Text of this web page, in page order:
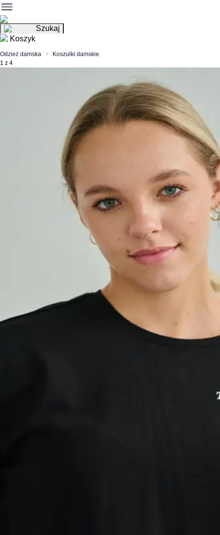
Szukaj
Koszyk
Odzież damska
Koszulki damskie
1 z 4